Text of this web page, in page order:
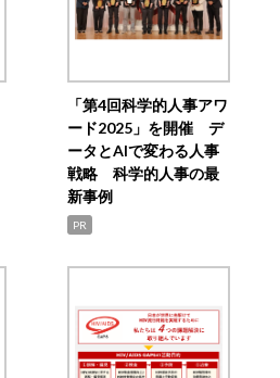
「第4回科学的人事アワ
ード2025」を開催 デ
ータとAIで変わる人事
戦略 科学的人事の最
新事例
PR